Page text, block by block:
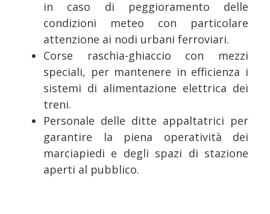
in caso di peggioramento delle
condizioni meteo con particolare
attenzione ai nodi urbani ferroviari.
Corse raschia-ghiaccio con mezzi
speciali, per mantenere in efficienza i
sistemi di alimentazione elettrica dei
treni.
Personale delle ditte appaltatrici per
garantire la piena operatività dei
marciapiedi e degli spazi di stazione
aperti al pubblico.